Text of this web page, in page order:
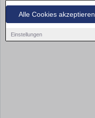
Alle Cookies akzeptieren
Einstellungen